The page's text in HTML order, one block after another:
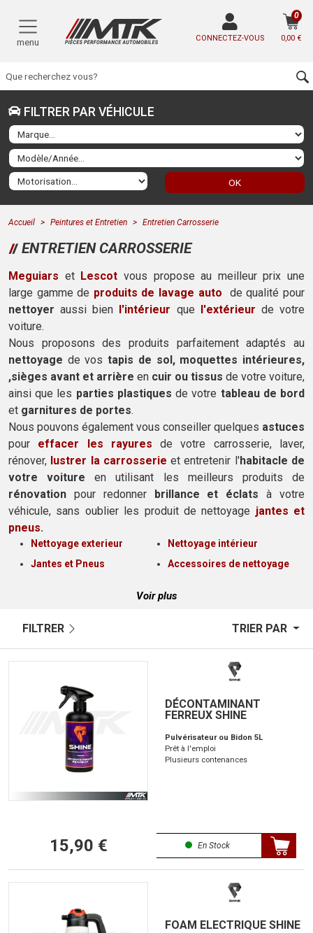
menu CONNECTEZ-VOUS 0,00 €
0
FILTRER PAR VÉHICULE
OK
Accueil Peintures et Entretien Entretien Carrosserie
ENTRETIEN CARROSSERIE
Meguiars etLescot vous propose au meilleur prix une
large gamme de produits de lavage auto de qualité pour
nettoyer aussi bien l'intérieur que l'extérieur de votre
voiture.
Nous proposons des produits parfaitement adaptés au
nettoyage de vostapis de sol, moquettes intérieures,
,sièges avant et arrière en cuir ou tissus de votre voiture,
ainsi que les parties plastiques de votre tableau de bord
et garnitures de portes.
Nous pouvons également vous conseiller quelques astuces
pour effacer les rayures de votre carrosserie, laver,
rénover, lustrer la carrosserie et entretenir l'habitacle de
votre voiture en utilisant les meilleurs produits de
rénovation pour redonner brillance et éclats à votre
véhicule, sans oublier les produit de nettoyage jantes et
pneus.
Nettoyage exterieur
Nettoyage intérieur
Jantes et Pneus
Accessoires de nettoyage
Voir plus
FILTRER TRIER PAR
DÉCONTAMINANT
FERREUX SHINE
Pulvérisateur ou Bidon 5L
Prêt à l'emploi
Plusieurs contenances
15,90 € En Stock
FOAM ELECTRIQUE SHINE